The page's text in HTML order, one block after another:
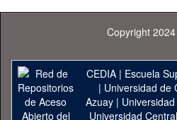
Copyright
CEDIA| Escuela
| Universidad de
Azuay|
Universidad